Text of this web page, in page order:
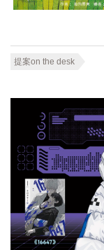
提案on the desk